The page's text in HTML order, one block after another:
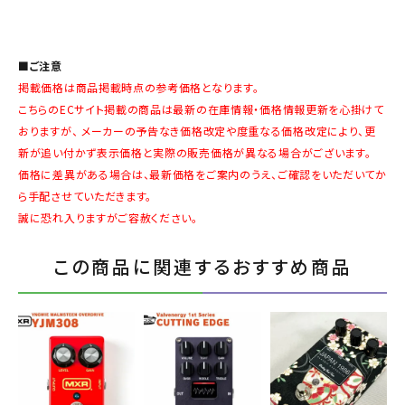
■ご注意
掲載価格は商品掲載時点の参考価格となります。
こちらのECサイト掲載の商品は最新の在庫情報・価格情報更新を心掛けて
おりますが、 メーカーの予告なき価格改定や度重なる価格改定により、更
新が追い付かず表示価格と実際の販売価格が異なる場合がございます。
価格に差異がある場合は、最新価格をご案内のうえ、ご確認をいただいてか
ら手配させていただきます。
誠に恐れ入りますがご容赦ください。
この商品に関連するおすすめ商品